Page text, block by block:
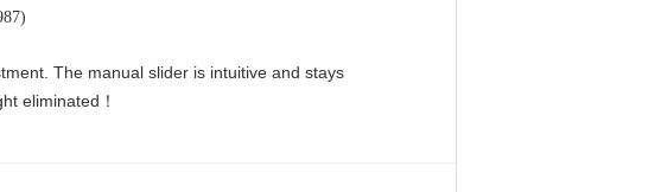
The manual slider is intuitive and stays
eliminated！